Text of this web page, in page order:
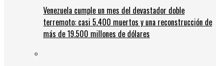
Venezuela cumple un mes del devastador doble
terremoto: casi 5.400 muertos y una reconstrucción de
más de 19.500 millones de dólares